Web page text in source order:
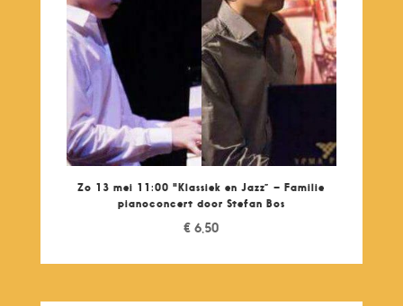
Zo 13 mei 11:00 "Klassiek en Jazz” – Familie
pianoconcert door Stefan Bos
€ 6,50